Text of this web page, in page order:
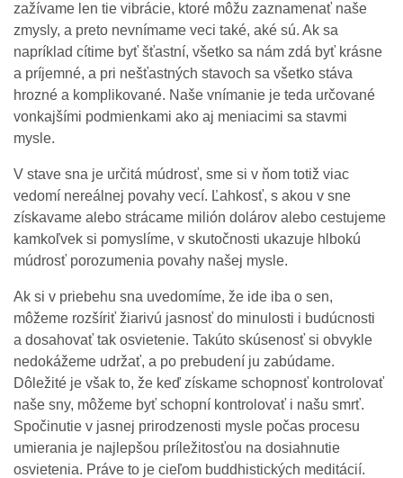
zažívame len tie vibrácie, ktoré môžu zaznamenať naše
zmysly, a preto nevnímame veci také, aké sú. Ak sa
napríklad cítime byť šťastní, všetko sa nám zdá byť krásne
a príjemné, a pri nešťastných stavoch sa všetko stáva
hrozné a komplikované. Naše vnímanie je teda určované
vonkajšími podmienkami ako aj meniacimi sa stavmi
mysle.
V stave sna je určitá múdrosť, sme si v ňom totiž viac
vedomí nereálnej povahy vecí. Ľahkosť, s akou v sne
získavame alebo strácame milión dolárov alebo cestujeme
kamkoľvek si pomyslíme, v skutočnosti ukazuje hlbokú
múdrosť porozumenia povahy našej mysle.
Ak si v priebehu sna uvedomíme, že ide iba o sen,
môžeme rozšíriť žiarivú jasnosť do minulosti i budúcnosti
a dosahovať tak osvietenie. Takúto skúsenosť si obvykle
nedokážeme udržať, a po prebudení ju zabúdame.
Dôležité je však to, že keď získame schopnosť kontrolovať
naše sny, môžeme byť schopní kontrolovať i našu smrť.
Spočinutie v jasnej prirodzenosti mysle počas procesu
umierania je najlepšou príležitosťou na dosiahnutie
osvietenia. Práve to je cieľom buddhistických meditácií.